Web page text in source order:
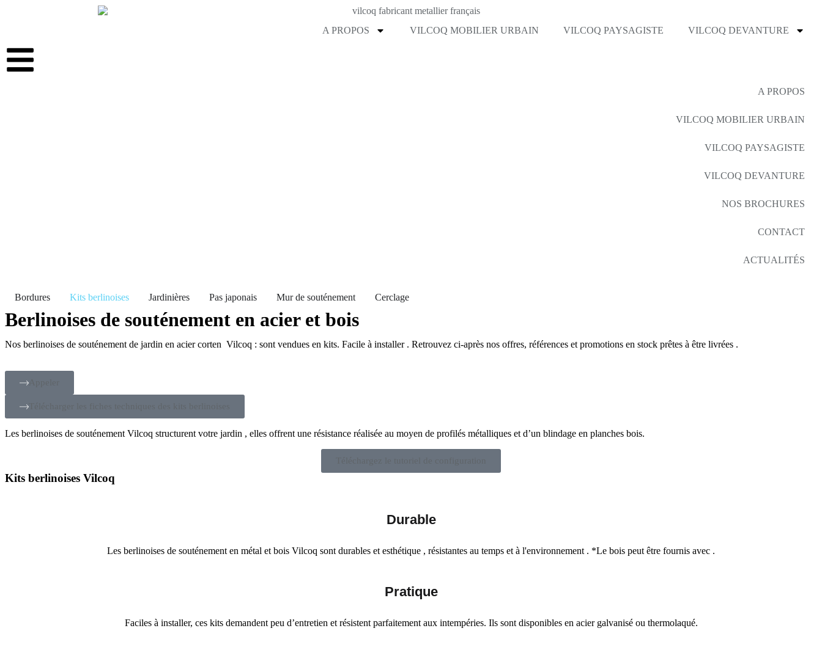
A PROPOS VILCOQ MOBILIER URBAIN VILCOQ PAYSAGISTE VILCOQ DEVANTURE
A PROPOS
VILCOQ MOBILIER URBAIN
VILCOQ PAYSAGISTE
VILCOQ DEVANTURE
NOS BROCHURES
CONTACT
ACTUALITÉS
Bordures Kits berlinoises Jardinières Pas japonais Mur de souténement Cerclage
Berlinoises de souténement en acier et bois
Nos berlinoises de souténement de jardin en acier corten Vilcoq : sont vendues en kits. Facile à installer . Retrouvez ci-après nos offres, références et promotions en stock prêtes à être livrées .
Les berlinoises de souténement Vilcoq structurent votre jardin , elles offrent une résistance réalisée au moyen de profilés métalliques et d’un blindage en planches bois.
Kits berlinoises Vilcoq
Durable
Les berlinoises de souténement en métal et bois Vilcoq sont durables et esthétique , résistantes au temps et à l'environnement . *Le bois peut être fournis avec .
Pratique
Faciles à installer, ces kits demandent peu d’entretien et résistent parfaitement aux intempéries. Ils sont disponibles en acier galvanisé ou thermolaqué.